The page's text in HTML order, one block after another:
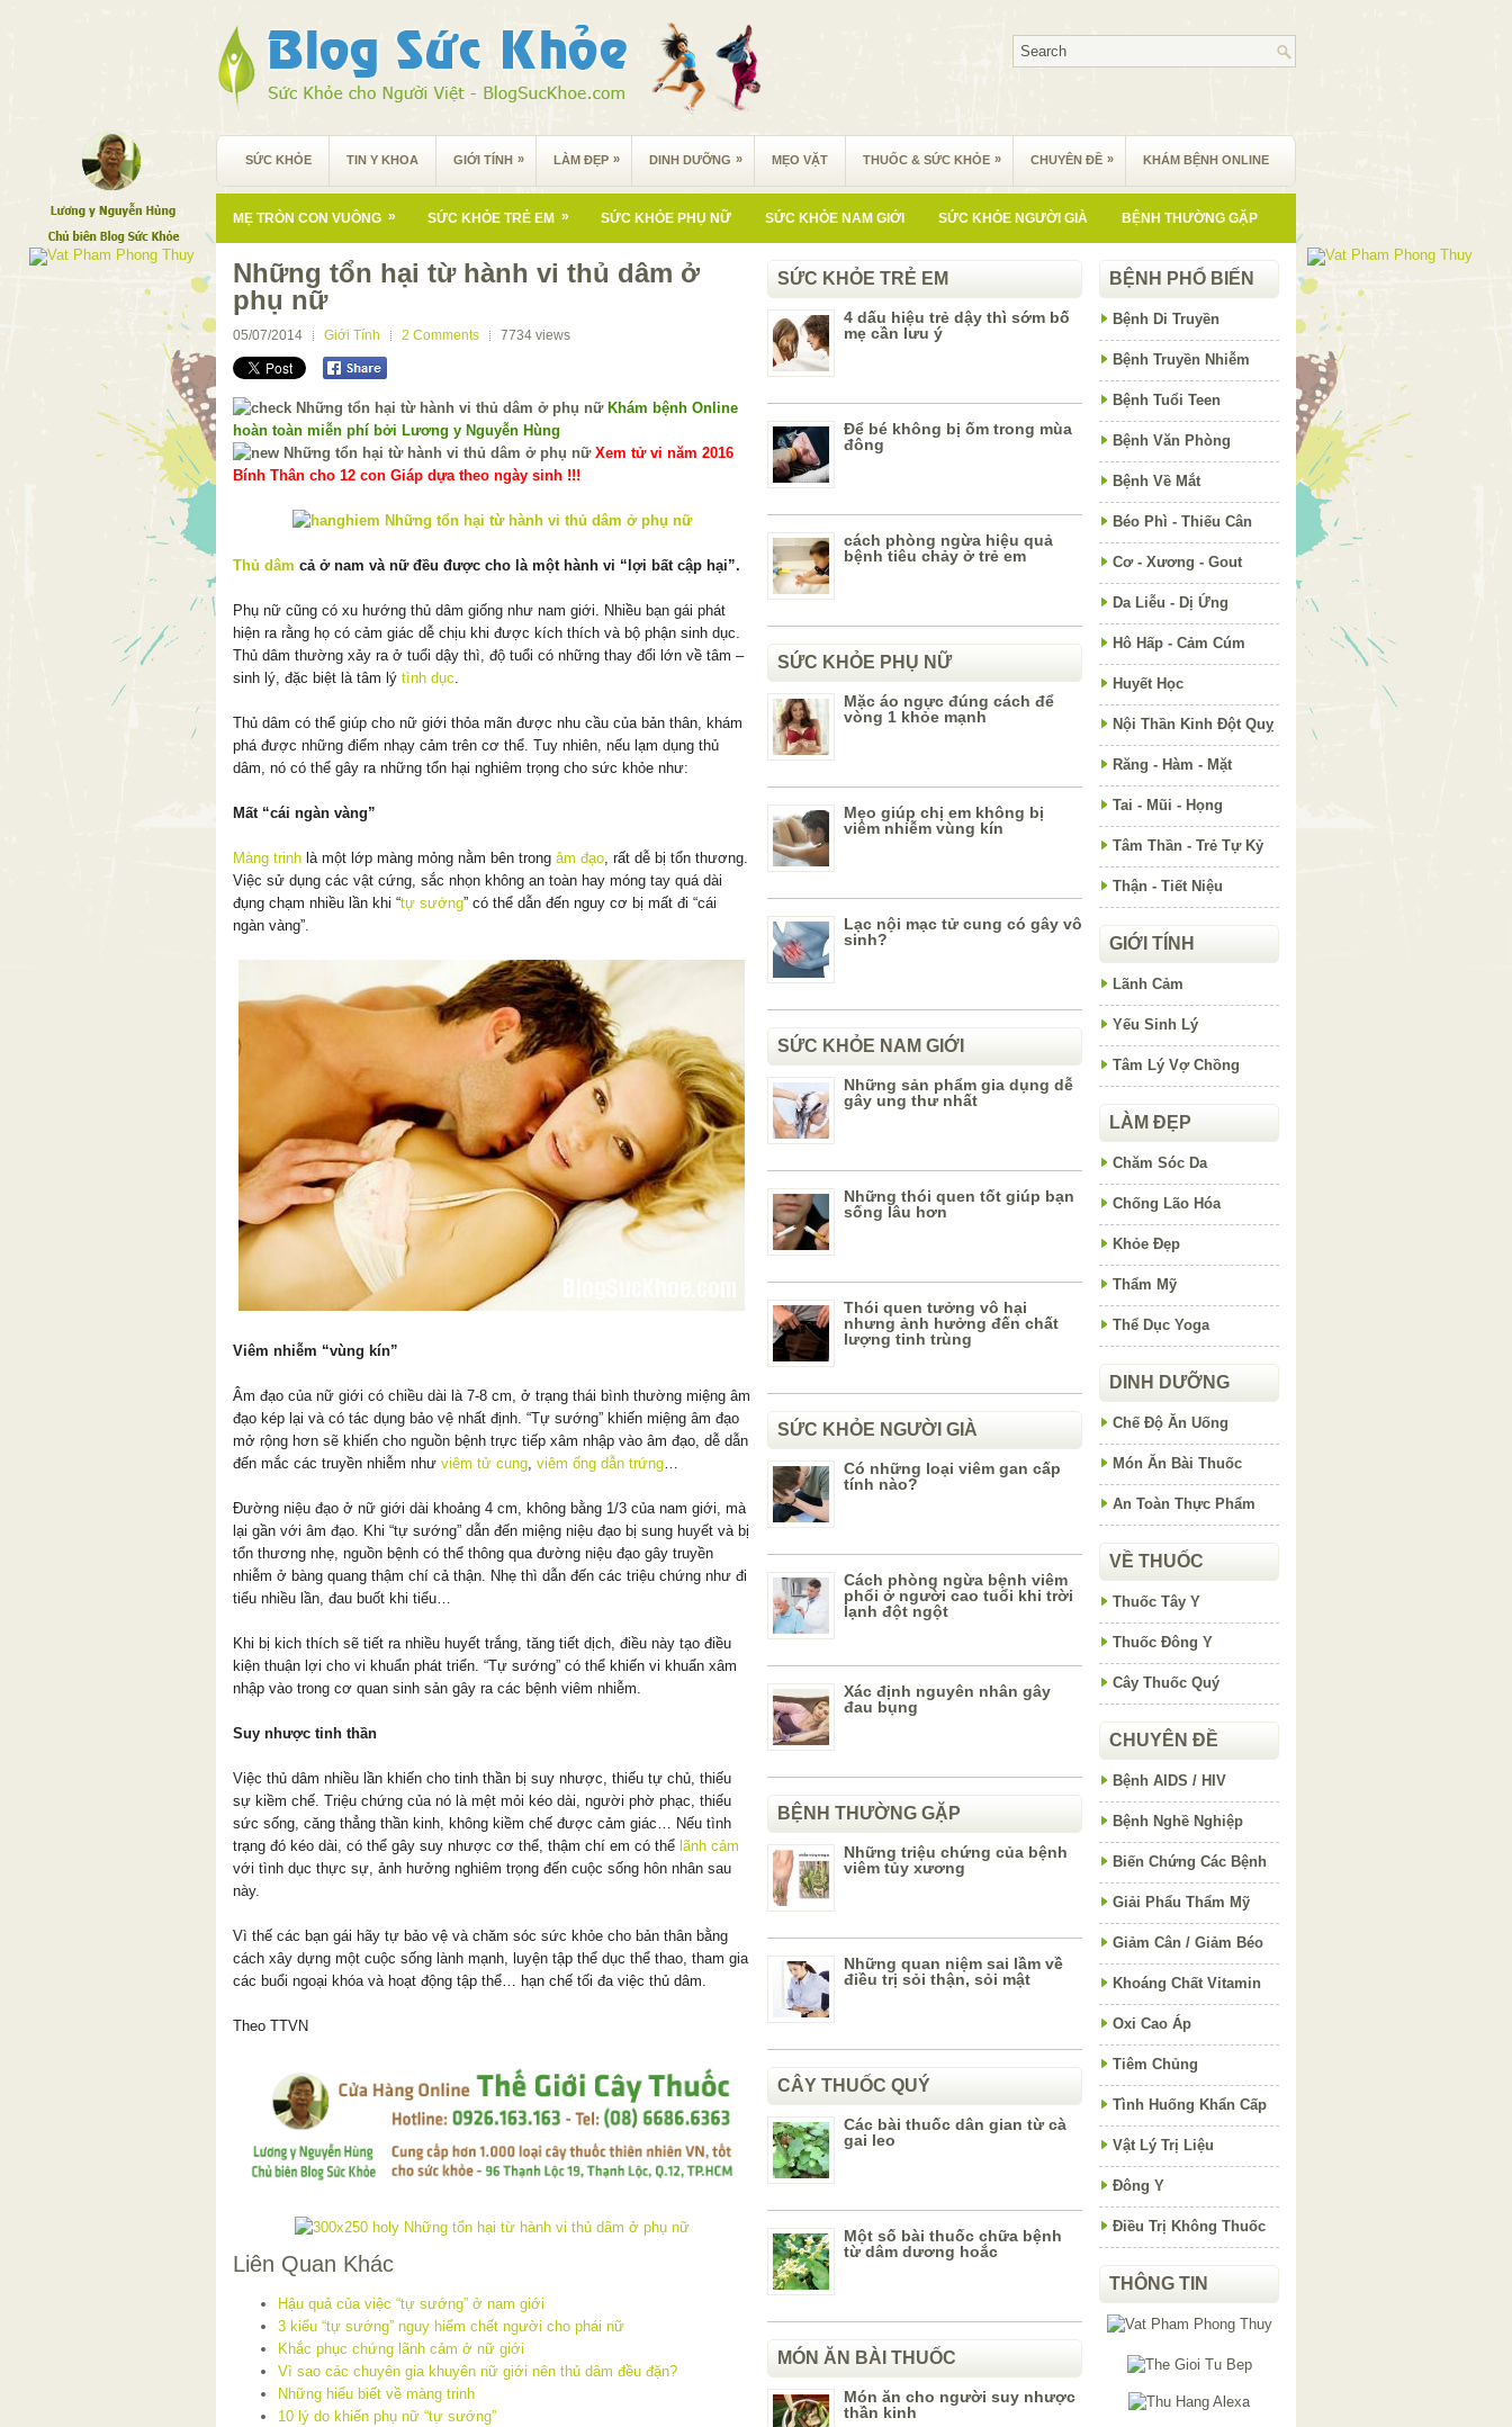
SỨC KHỎE TIN Y KHOA GIỚI TÍNH » LÀM ĐẸP » DINH DƯỠNG » MẸO VẶT THUỐC & SỨC KHỎE » CHUYÊN ĐỀ » KHÁM BỆNH ONLINE
MẸ TRÒN CON VUÔNG » SỨC KHỎE TRẺ EM » SỨC KHỎE PHỤ NỮ SỨC KHỎE NAM GIỚI SỨC KHỎE NGƯỜI GIÀ BỆNH THƯỜNG GẶP
Những tổn hại từ hành vi thủ dâm ở
phụ nữ
05/07/2014 Giới Tính 2 Comments 7734 views
Khám bệnh Online
hoàn toàn miễn phí bởi Lương y Nguyễn Hùng
Xem tử vi năm 2016
Bính Thân cho 12 con Giáp dựa theo ngày sinh !!!
Thủ dâm cả ở nam và nữ đều được cho là một hành vi “lợi bất cập hại”.
Phụ nữ cũng có xu hướng thủ dâm giống như nam giới. Nhiều bạn gái phát
hiện ra rằng họ có cảm giác dễ chịu khi được kích thích và bộ phận sinh dục.
Thủ dâm thường xảy ra ở tuổi dậy thì, độ tuổi có những thay đổi lớn về tâm –
sinh lý, đặc biệt là tâm lý tình dục
Thủ dâm có thể giúp cho nữ giới thỏa mãn được nhu cầu của bản thân, khám
phá được những điểm nhạy cảm trên cơ thể. Tuy nhiên, nếu lạm dụng thủ
dâm, nó có thể gây ra những tổn hại nghiêm trọng cho sức khỏe như:
Mất “cái ngàn vàng”
Màng trinh là một lớp màng mỏng nằm bên trong âm đạo , rất dễ bị tổn thương.
Việc sử dụng các vật cứng, sắc nhọn không an toàn hay móng tay quá dài
đụng chạm nhiều lần khi “tự sướng” có thể dẫn đến nguy cơ bị mất đi “cái
ngàn vàng”.
Viêm nhiễm “vùng kín”
Âm đạo của nữ giới có chiều dài là 7-8 cm, ở trạng thái bình thường miệng âm
đạo kép lại và có tác dụng bảo vệ nhất định. “Tự sướng” khiến miệng âm đạo
mở rộng hơn sẽ khiến cho nguồn bệnh trực tiếp xâm nhập vào âm đạo, dễ dẫn
đến mắc các truyền nhiễm như viêm tử cung viêm ống dẫn trứng
Đường niệu đạo ở nữ giới dài khoảng 4 cm, không bằng 1/3 của nam giới, mà
lại gần với âm đạo. Khi “tự sướng” dẫn đến miệng niệu đạo bị sung huyết và bị
tổn thương nhẹ, nguồn bệnh có thể thông qua đường niệu đạo gây truyền
nhiễm ở bàng quang thậm chí cả thận. Nhẹ thì dẫn đến các triệu chứng như đi
tiểu nhiều lần, đau buốt khi tiểu…
Khi bị kich thích sẽ tiết ra nhiều huyết trắng, tăng tiết dịch, điều này tạo điều
kiện thuận lợi cho vi khuẩn phát triển. “Tự sướng” có thể khiến vi khuẩn xâm
nhập vào trong cơ quan sinh sản gây ra các bệnh viêm nhiễm.
Suy nhược tinh thần
Việc thủ dâm nhiều lần khiến cho tinh thần bị suy nhược, thiếu tự chủ, thiếu
sự kiềm chế. Triệu chứng của nó là mệt mỏi kéo dài, người phờ phạc, thiếu
sức sống, căng thẳng thần kinh, không kiềm chế được cảm giác… Nếu tình
trạng đó kéo dài, có thể gây suy nhược cơ thể, thậm chí em có thể lãnh cảm
với tình dục thực sự, ảnh hưởng nghiêm trọng đến cuộc sống hôn nhân sau
này.
Vì thế các bạn gái hãy tự bảo vệ và chăm sóc sức khỏe cho bản thân bằng
cách xây dựng một cuộc sống lành mạnh, luyện tập thể dục thể thao, tham gia
các buổi ngoại khóa và hoạt động tập thể… hạn chế tối đa việc thủ dâm.
Theo TTVN
Liên Quan Khác
Hậu quả của việc “tự sướng” ở nam giới
3 kiểu “tự sướng” nguy hiểm chết người cho phái nữ
Khắc phục chứng lãnh cảm ở nữ giới
Vì sao các chuyên gia khuyên nữ giới nên thủ dâm đều đặn?
Những hiểu biết về màng trinh
10 lý do khiến phụ nữ “tự sướng”
SỨC KHỎE TRẺ EM
4 dấu hiệu trẻ dậy thì sớm bố
mẹ cần lưu ý
Để bé không bị ốm trong mùa
đông
cách phòng ngừa hiệu quả
bệnh tiêu chảy ở trẻ em
SỨC KHỎE PHỤ NỮ
Mặc áo ngực đúng cách để
vòng 1 khỏe mạnh
Mẹo giúp chị em không bị
viêm nhiễm vùng kín
Lạc nội mạc tử cung có gây vô
sinh?
SỨC KHỎE NAM GIỚI
Những sản phẩm gia dụng dễ
gây ung thư nhất
Những thói quen tốt giúp bạn
sống lâu hơn
Thói quen tưởng vô hại
nhưng ảnh hưởng đến chất
lượng tinh trùng
SỨC KHỎE NGƯỜI GIÀ
Có những loại viêm gan cấp
tính nào?
Cách phòng ngừa bệnh viêm
phổi ở người cao tuổi khi trời
lạnh đột ngột
Xác định nguyên nhân gây
đau bụng
BỆNH THƯỜNG GẶP
Những triệu chứng của bệnh
viêm tủy xương
Những quan niệm sai lầm về
điều trị sỏi thận, sỏi mật
CÂY THUỐC QUÝ
Các bài thuốc dân gian từ cà
gai leo
Một số bài thuốc chữa bệnh
từ dâm dương hoắc
MÓN ĂN BÀI THUỐC
Món ăn cho người suy nhược
thần kinh
BỆNH PHỔ BIẾN
Bệnh Di Truyền
Bệnh Truyền Nhiễm
Bệnh Tuổi Teen
Bệnh Văn Phòng
Bệnh Về Mắt
Béo Phì - Thiếu Cân
Cơ - Xương - Gout
Da Liễu - Dị Ứng
Hô Hấp - Cảm Cúm
Huyết Học
Nội Thần Kinh Đột Quỵ
Răng - Hàm - Mặt
Tai - Mũi - Họng
Tâm Thần - Trẻ Tự Kỷ
Thận - Tiết Niệu
GIỚI TÍNH
Lãnh Cảm
Yếu Sinh Lý
Tâm Lý Vợ Chồng
LÀM ĐẸP
Chăm Sóc Da
Chống Lão Hóa
Khỏe Đẹp
Thẩm Mỹ
Thể Dục Yoga
DINH DƯỠNG
Chế Độ Ăn Uống
Món Ăn Bài Thuốc
An Toàn Thực Phẩm
VỀ THUỐC
Thuốc Tây Y
Thuốc Đông Y
Cây Thuốc Quý
CHUYÊN ĐỀ
Bệnh AIDS / HIV
Bệnh Nghề Nghiệp
Biến Chứng Các Bệnh
Giải Phẩu Thẩm Mỹ
Giảm Cân / Giảm Béo
Khoáng Chất Vitamin
Oxi Cao Áp
Tiêm Chủng
Tình Huống Khẩn Cấp
Vật Lý Trị Liệu
Đông Y
Điều Trị Không Thuốc
THÔNG TIN